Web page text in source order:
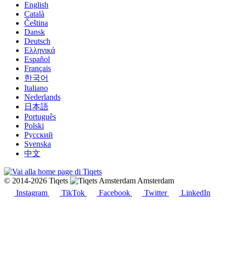
English
Català
Čeština
Dansk
Deutsch
Ελληνικά
Español
Français
한국어
Italiano
Nederlands
日本語
Português
Polski
Русский
Svenska
中文
© 2014-2026 Tiqets
Amsterdam
Instagram
TikTok Facebook Twitter LinkedIn